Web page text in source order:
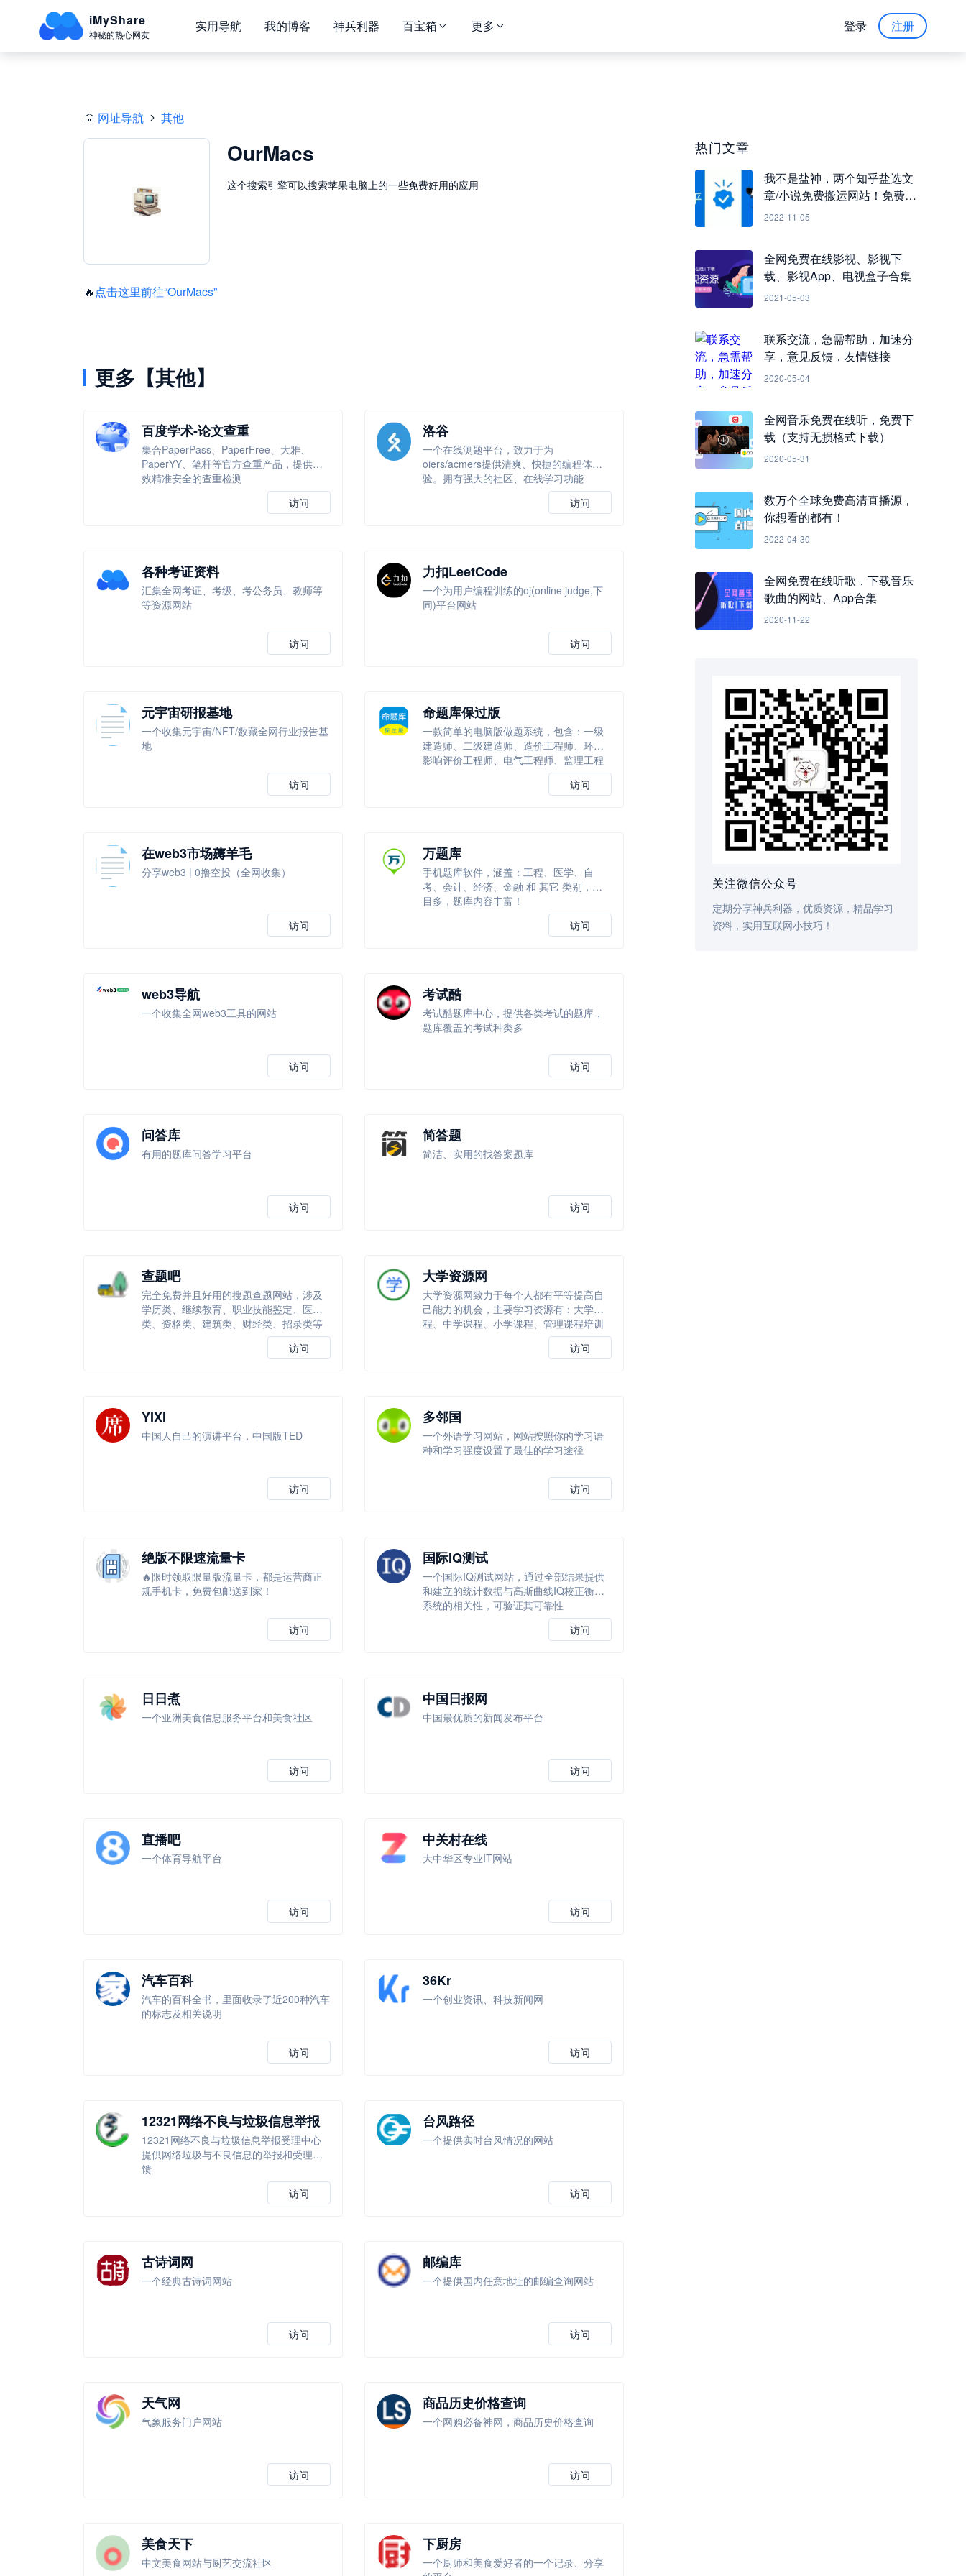
iMyShare
神秘的热心网友
实用导航 我的博客 神兵利器 百宝箱 更多 注册
登录
热门文章
我不是盐神，两个知乎盐选文
章/小说免费搬运网站！免费看
知乎小说
2022-11-05
全网免费在线影视、影视下
载、影视App、电视盒子合集
2021-05-03
联系交流，急需帮助，加速分
享，意见反馈，友情链接
2020-05-04
全网音乐免费在线听，免费下
载（支持无损格式下载）
2020-05-31
数万个全球免费高清直播源，
你想看的都有！
2022-04-30
全网免费在线听歌，下载音乐
歌曲的网站、App合集
2020-11-22
关注微信公众号
定期分享神兵利器，优质资源，精品学习
资料，实用互联网小技巧！
网址导航 其他
OurMacs
这个搜索引擎可以搜索苹果电脑上的一些免费好用的应用
🔥 点击这里前往“OurMacs”
更多【其他】
百度学术-论文查重
集合PaperPass、PaperFree、大雅、
PaperYY、笔杆等官方查重产品，提供高
效精准安全的查重检测
访问
洛谷
一个在线测题平台，致力于为
oiers/acmers提供清爽、快捷的编程体
验。拥有强大的社区、在线学习功能
访问
各种考证资料
汇集全网考证、考级、考公务员、教师等
等资源网站
访问
力扣LeetCode
一个为用户编程训练的oj(online judge,下
同)平台网站
访问
元宇宙研报基地
一个收集元宇宙/NFT/数藏全网行业报告基
地
访问
命题库保过版
一款简单的电脑版做题系统，包含：一级
建造师、二级建造师、造价工程师、环境
影响评价工程师、电气工程师、监理工程
访问
在web3市场薅羊毛
分享web3 | 0撸空投（全网收集）
访问
万题库
手机题库软件，涵盖：工程、医学、自
考、会计、经济、金融 和 其它 类别，科
目多，题库内容丰富！
访问
web3导航
一个收集全网web3工具的网站
访问
考试酷
考试酷题库中心，提供各类考试的题库，
题库覆盖的考试种类多
访问
问答库
有用的题库问答学习平台
访问
简答题
简洁、实用的找答案题库
访问
查题吧
完全免费并且好用的搜题查题网站，涉及
学历类、继续教育、职业技能鉴定、医学
类、资格类、建筑类、财经类、招录类等
访问
大学资源网
大学资源网致力于每个人都有平等提高自
己能力的机会，主要学习资源有：大学课
程、中学课程、小学课程、管理课程培训
访问
YIXI
中国人自己的演讲平台，中国版TED
访问
多邻国
一个外语学习网站，网站按照你的学习语
种和学习强度设置了最佳的学习途径
访问
绝版不限速流量卡
🔥限时领取限量版流量卡，都是运营商正
规手机卡，免费包邮送到家！
访问
国际IQ测试
一个国际IQ测试网站，通过全部结果提供
和建立的统计数据与高斯曲线IQ校正衡量
系统的相关性，可验证其可靠性
访问
日日煮
一个亚洲美食信息服务平台和美食社区
访问
中国日报网
中国最优质的新闻发布平台
访问
直播吧
一个体育导航平台
访问
中关村在线
大中华区专业IT网站
访问
汽车百科
汽车的百科全书，里面收录了近200种汽车
的标志及相关说明
访问
36Kr
一个创业资讯、科技新闻网
访问
12321网络不良与垃圾信息举报
受理中心
12321网络不良与垃圾信息举报受理中心
提供网络垃圾与不良信息的举报和受理反
馈
访问
台风路径
一个提供实时台风情况的网站
访问
古诗词网
一个经典古诗词网站
访问
邮编库
一个提供国内任意地址的邮编查询网站
访问
天气网
气象服务门户网站
访问
商品历史价格查询
一个网购必备神网，商品历史价格查询
访问
美食天下
中文美食网站与厨艺交流社区
下厨房
一个厨师和美食爱好者的一个记录、分享